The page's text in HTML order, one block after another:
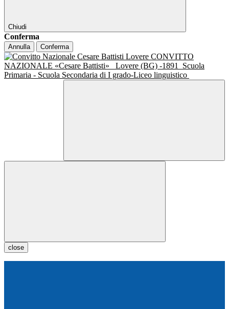
Chiudi
Conferma
Annulla Conferma
CONVITTO
NAZIONALE «Cesare Battisti»
Lovere (BG) -1891
Scuola
Primaria - Scuola Secondaria di I grado-Liceo linguistico
close